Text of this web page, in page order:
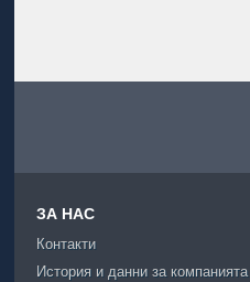
ЗА НАС
Контакти
История и данни за компанията